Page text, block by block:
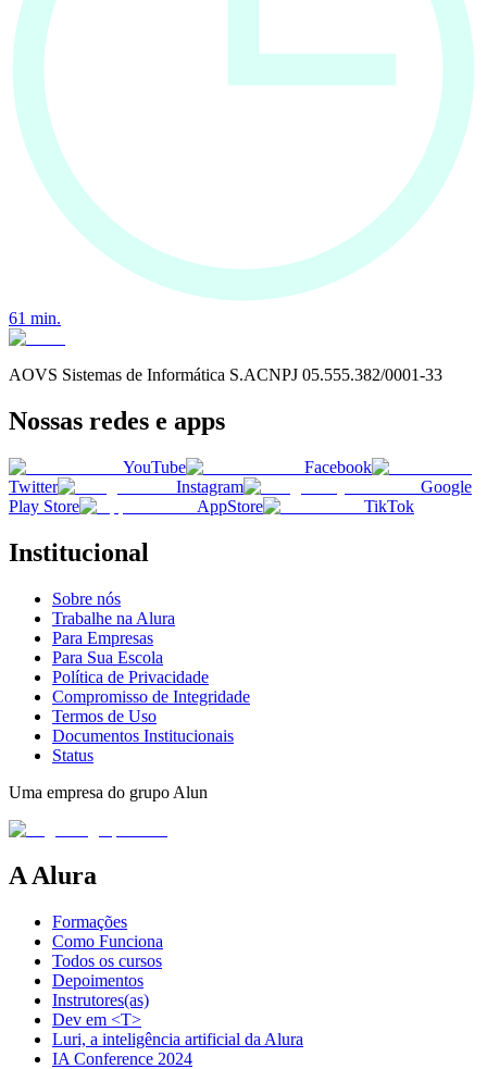
61 min.
AOVS Sistemas de Informática S.ACNPJ 05.555.382/0001-33
Nossas redes e apps
YouTube
Facebook
Twitter
Instagram
Google
Play Store
AppStore TikTok
Institucional
Sobre nós
Trabalhe na Alura
Para Empresas
Para Sua Escola
Política de Privacidade
Compromisso de Integridade
Termos de Uso
Documentos Institucionais
Status
Uma empresa do grupo Alun
A Alura
Formações
Como Funciona
Todos os cursos
Depoimentos
Instrutores(as)
Dev em <T>
Luri, a inteligência artificial da Alura
IA Conference 2024